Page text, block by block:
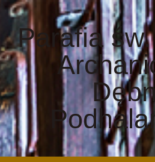
Parafia św.